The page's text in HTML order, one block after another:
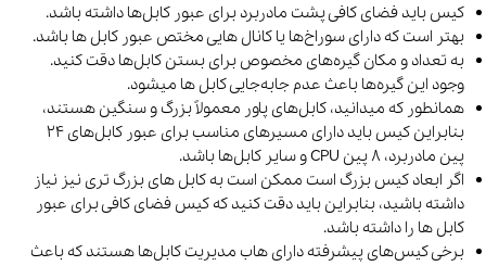
کیس باید فضای کافی پشت مادربرد برای عبور کابل‌ها داشته باشد.
بهتر است که دارای سوراخ‌ها یا کانال هایی مختص عبور کابل ها باشد.
به تعداد و مکان گیره‌های مخصوص برای بستن کابل‌ها دقت کنید.
وجود این گیره‌ها باعث عدم جابه‌جایی کابل ها میشود.
همانطور که میدانید، کابل‌های پاور معمولاً بزرگ و سنگین هستند،
بنابراین کیس باید دارای مسیرهای مناسب برای عبور کابل‌های 24
پین مادربرد، 8 پین CPU و سایر کابل‌ها باشد.
اگر ابعاد کیس بزرگ است ممکن است به کابل های بزرگ تری نیز نیاز
داشته باشید، بنابراین باید دقت کنید که کیس فضای کافی برای عبور
کابل ها را داشته باشد.
برخی کیس‌های پیشرفته دارای هاب مدیریت کابل‌ها هستند که باعث